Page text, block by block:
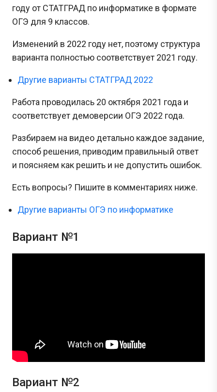
году от СТАТГРАД по информатике в формате
ОГЭ для 9 классов.
Изменений в 2022 году нет, поэтому структура
варианта полностью соответствует 2021 году.
Другие варианты СТАТГРАД 2022
Работа проводилась 20 октября 2021 года и
соответствует демоверсии ОГЭ 2022 года.
Разбираем на видео детально каждое задание,
способ решения, приводим правильный ответ
и поясняем как решить и не допустить ошибок.
Есть вопросы? Пишите в комментариях ниже.
Другие варианты ОГЭ по информатике
Вариант №1
Вариант №2